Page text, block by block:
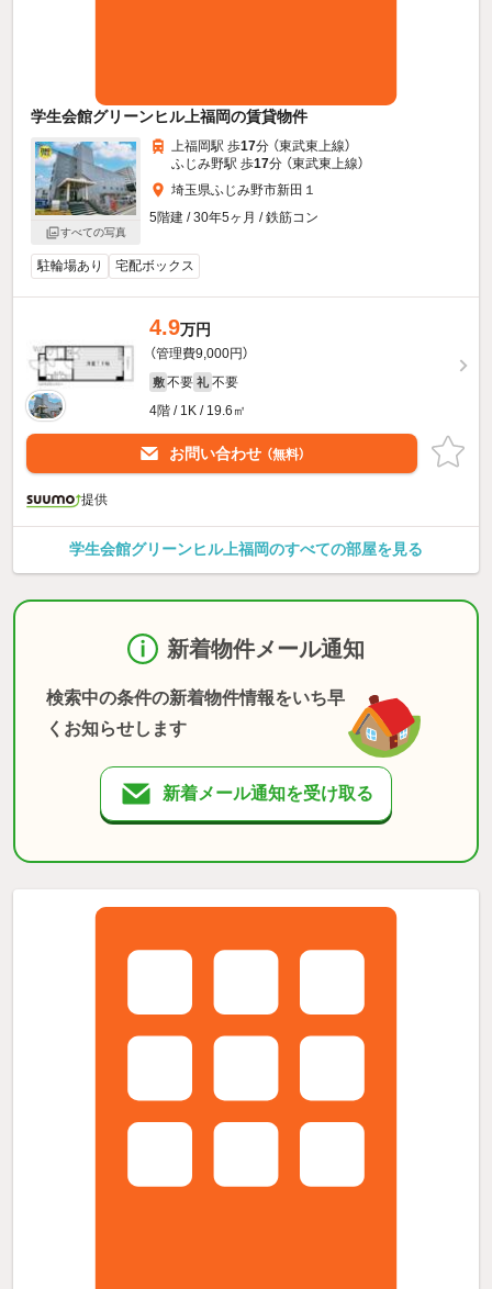
学生会館グリーンヒル上福岡の賃貸物件
すべての写真
上福岡駅 歩17分 （東武東上線）
ふじみ野駅 歩17分 （東武東上線）
埼玉県ふじみ野市新田１
5階建 / 30年5ヶ月 / 鉄筋コン
駐輪場あり 宅配ボックス
4.9万円
（管理費9,000円）
敷 不要 礼 不要
4階 / 1K / 19.6㎡
お問い合わせ （無料）
提供
学生会館グリーンヒル上福岡のすべての部屋を見る
新着物件メール通知
検索中の条件の新着物件情報をいち早
くお知らせします
新着メール通知を受け取る